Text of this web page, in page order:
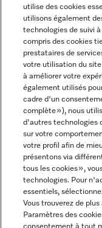
Langue
FRANCAIS
Informations légales
CGV
Miele sur Instagram
Miele sur
utilise des cookies
utilisons également
technologies de suivi
compris des cookies
prestataires de
votre utilisation du
à améliorer votre
également utilisés
cadre d'un
complète »), nous
d'autres technologies
sur votre
votre profil afin de
présentons via
tous les cookies »,
technologies. Pour
essentiels,
Vous trouverez de
Paramètres des